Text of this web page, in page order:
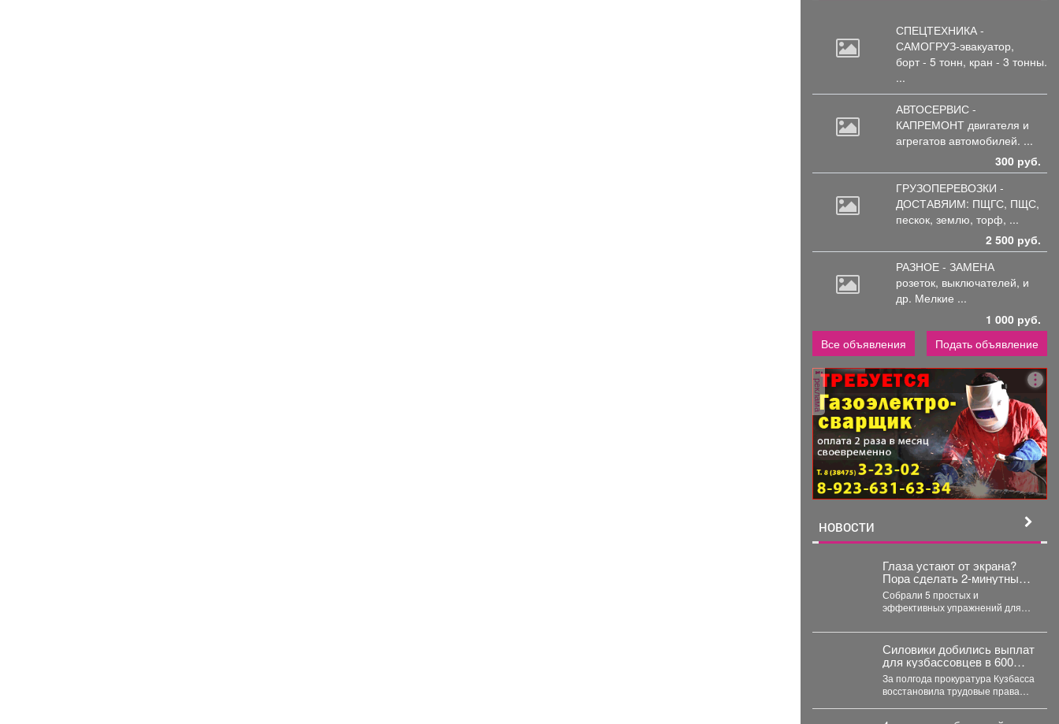
СПЕЦТЕХНИКА -
САМОГРУЗ-эвакуатор,
борт - 5 тонн, кран - 3 тонны.
...
АВТОСЕРВИС -
КАПРЕМОНТ двигателя и
агрегатов автомобилей. ...
300 руб.
ГРУЗОПЕРЕВОЗКИ -
ДОСТАВЯИМ: ПЩГС, ПЩС,
пескок, землю, торф, ...
2 500 руб.
РАЗНОЕ - ЗАМЕНА
розеток, выключателей, и
др. Мелкие ...
1 000 руб.
Все объявления
Подать объявление
реклама
НОВОСТИ
Глаза устают от экрана?
Пора сделать 2-минутный
перерыв!
Собрали 5 простых и
эффективных упражнений для
Они займут буквально пару
минут....
Силовики добились выплат
для кузбассовцев в 600
млн рублей
За полгода прокуратура Кузбасса
восстановила трудовые права